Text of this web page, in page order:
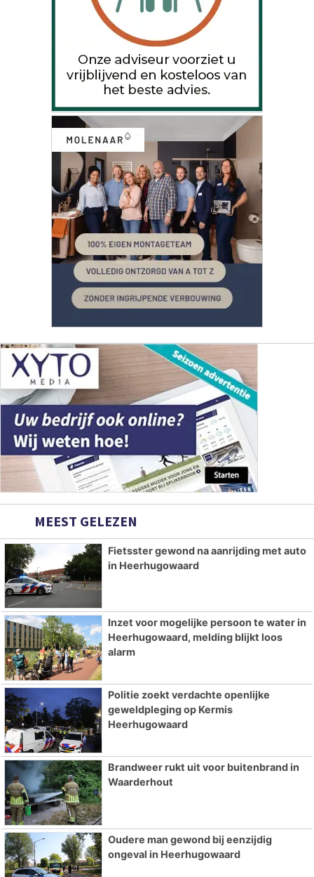
MEEST GELEZEN
Fietsster gewond na aanrijding met auto
in Heerhugowaard
Inzet voor mogelijke persoon te water in
Heerhugowaard, melding blijkt loos
alarm
Politie zoekt verdachte openlijke
geweldpleging op Kermis
Heerhugowaard
Brandweer rukt uit voor buitenbrand in
Waarderhout
Oudere man gewond bij eenzijdig
ongeval in Heerhugowaard